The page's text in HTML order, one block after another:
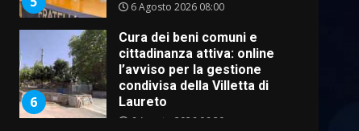
6 Agosto 2026 08:00
6
Cura dei beni comuni e
cittadinanza attiva: online
l’avviso per la gestione
condivisa della Villetta di
Laureto
6 Agosto 2026 06:20